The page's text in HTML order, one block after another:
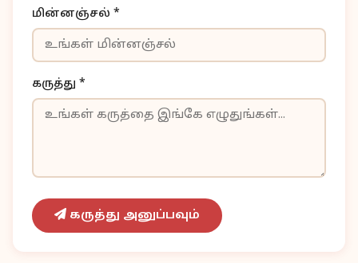
மின்னஞ்சல் *
கருத்து *
கருத்து அனுப்பவும்